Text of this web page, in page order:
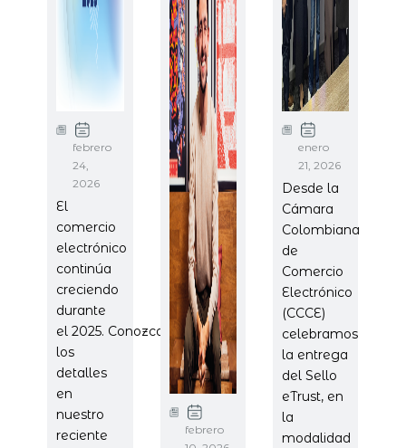
febrero
24,
2026
El
comercio
electrónico
continúa
creciendo
durante
el 2025. Conozca
los
detalles
en
nuestro
reciente
febrero
enero
21, 2026
Desde la
Cámara
Colombiana
de
Comercio
Electrónico
(CCCE)
celebramos
la entrega
del Sello
eTrust, en
la
modalidad